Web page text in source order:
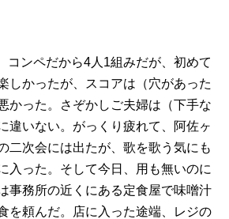
コンペだから4人1組みだが、初めて
しかったが、スコアは（穴があった
かった。さぞかしご夫婦は（下手な
違いない。がっくり疲れて、阿佐ヶ
二次会には出たが、歌を歌う気にも
入った。そして今日、用も無いのに
事務所の近くにある定食屋で味噌汁
を頼んだ。店に入った途端、レジの